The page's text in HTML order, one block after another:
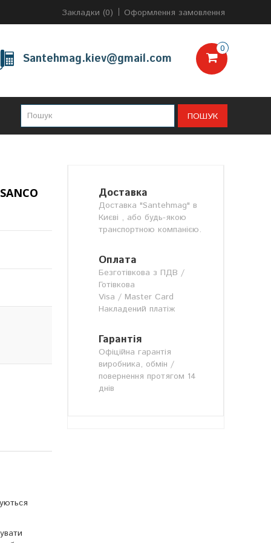
Закладки (0) Оформлення замовлення
Santehmag.kiev@gmail.com
0
ПОШУК
Доставка
Доставка "Santehmag" в
Києві , або будь-якою
транспортною компанією.
Оплата
Безготівкова з ПДВ /
Готівкова
Visa / Master Card
Накладений платіж
Гарантія
Офіційна гарантія
виробника, обмін /
повернення протягом 14
днів